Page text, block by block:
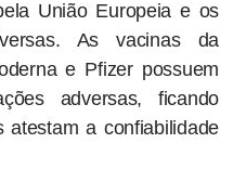
dia 03 de junho,
relação dos quatro
União Europeia e os
As vacinas da
e Pfizer possuem
adversas, ficando